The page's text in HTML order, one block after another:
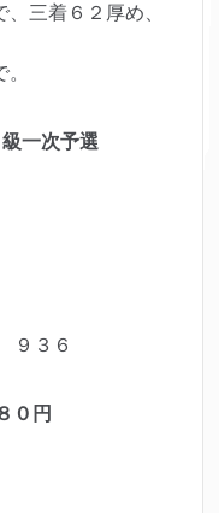
三着６２厚め、
一次予選
３６
０円